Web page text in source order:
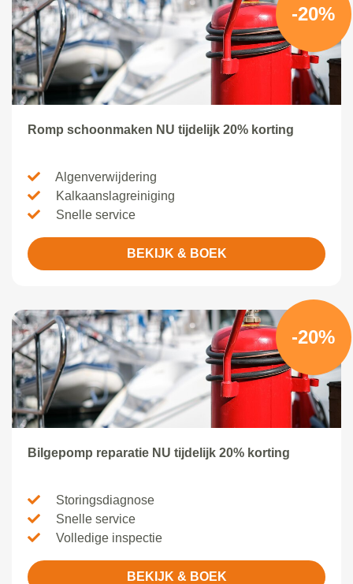
-20%
Romp schoonmaken NU tijdelijk 20% korting
Algenverwijdering
Kalkaanslagreiniging
Snelle service
BEKIJK & BOEK
-20%
Bilgepomp reparatie NU tijdelijk 20% korting
Storingsdiagnose
Snelle service
Volledige inspectie
BEKIJK & BOEK